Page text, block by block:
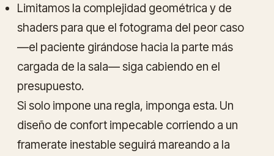
Limitamos la complejidad geométrica y de
shaders para que el fotograma del peor caso
—el paciente girándose hacia la parte más
cargada de la sala— siga cabiendo en el
presupuesto.
Si solo impone una regla, imponga esta. Un
diseño de confort impecable corriendo a un
framerate inestable seguirá mareando a la